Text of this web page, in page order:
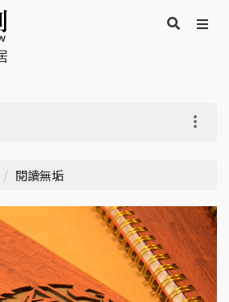
閱讀無垢